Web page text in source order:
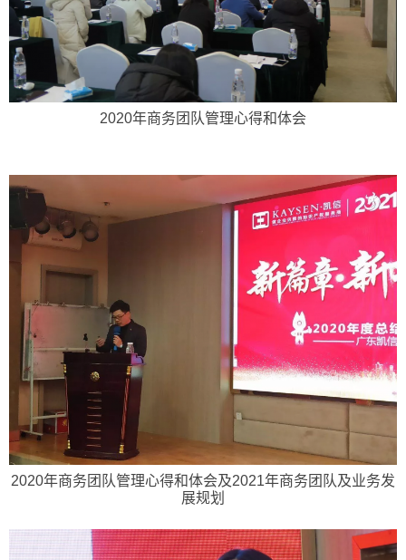
2020年商务团队管理心得和体会
2020年商务团队管理心得和体会及2021年商务团队及业务发
展规划